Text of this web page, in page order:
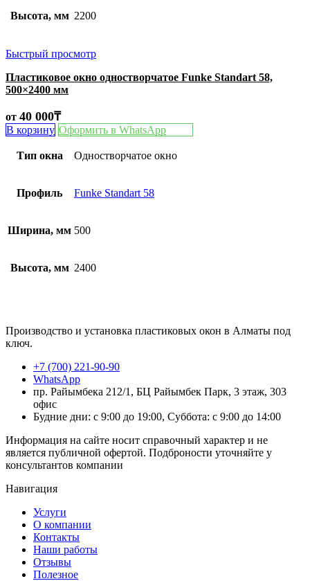
Высота, мм 2200
Быстрый просмотр
Пластиковое окно одностворчатое Funke Standart 58,
500×2400 мм
от 40 000₸
В корзину Оформить в WhatsApp
Тип окна Одностворчатое окно
Профиль Funke Standart 58
Ширина, мм 500
Высота, мм 2400
Производство и установка пластиковых окон в Алматы под
ключ.
+7 (700) 221-90-90
WhatsApp
пр. Райымбека 212/1, БЦ Райымбек Парк, 3 этаж, 303
офис
Будние дни: с 9:00 до 19:00, Суббота: с 9:00 до 14:00
Информация на сайте носит справочный характер и не
является публичной офертой. Подброности уточняйте у
консультантов компании
Навигация
Услуги
О компании
Контакты
Наши работы
Отзывы
Полезное